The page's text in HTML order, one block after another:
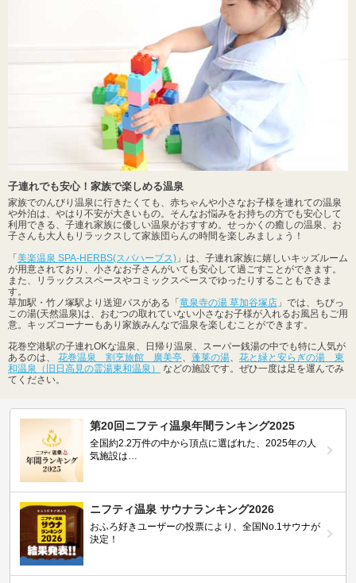
子連れでも安心！家族で楽しめる温泉
家族でのんびり温泉に行きたくても、赤ちゃんや小さなお子様を連れての温泉
や外泊は、やはり不安が大きいもの。そんなお悩みをお持ちの方でも安心して
利用できる、子連れ家族に優しい温泉がおすすめ。せっかくの癒しの温泉、お
子さんも大人もリラックスして家族団らんの時間を楽しみましょう！
「美楽温泉 SPA-HERBS(スパハーブス) 」は、子連れ家族に嬉しいキッズルーム
が用意されており、小さなお子さんがいても安心して過ごすことができます。
また、リラックススペースやコミックスペースでゆったりすることもできま
す。
草加駅・竹ノ塚駅より送迎バスがある「竜泉寺の湯 草加谷塚店 」では、ちびっ
この湯(天然温泉)は、おむつの取れていない小さなお子様が入れるお風呂もご用
意。キッズコーナーもあり家族みんなで温泉を楽しむことができます。
花巻空港駅の子連れOKな温泉、日帰り温泉、スーパー銭湯の中でも特に人気が
あるのは、 花巻温泉 割烹旅館 廣美亭 蓬莱の湯
花と緑と安らぎの湯 東
和温泉（旧日高見の霊湯東和温泉）
などの施設です。ぜひ一度は足を運んでみ
てください。
第20回ニフティ温泉年間ランキング2025
全国約2.2万件の中から頂点に選ばれた、2025年の人
気施設は…
ニフティ温泉 サウナランキング2026
おふろ好きユーザーの投票により、全国No.1サウナが
決定！